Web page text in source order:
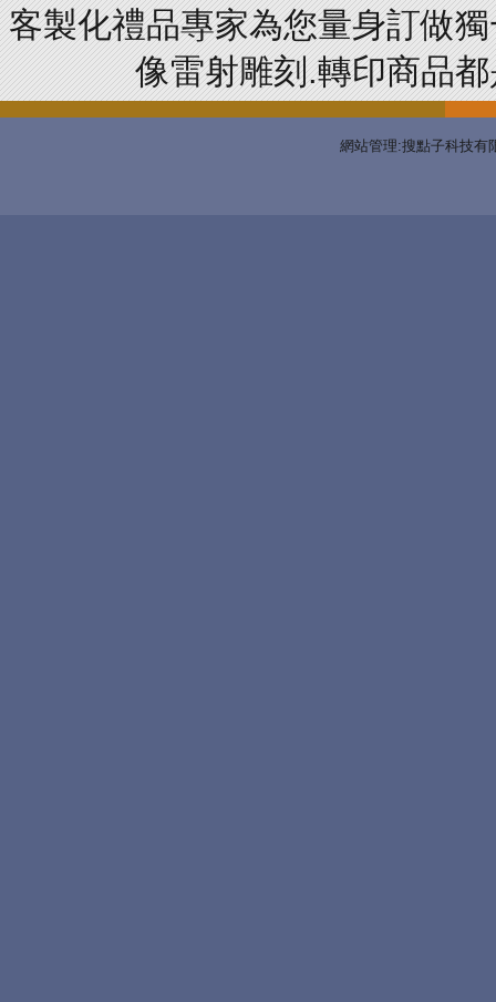
客製化禮品專家為您量身訂做
像雷射雕刻.轉印商品
網站管理:搜點子科技有